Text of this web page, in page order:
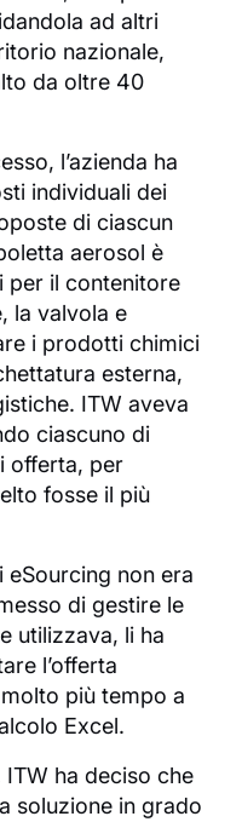
ad altri
nazionale,
da oltre 40
l’azienda ha
individuali dei
di ciascun
aerosol è
per il contenitore
la valvola e
i prodotti chimici
esterna,
ITW aveva
ciascuno di
offerta, per
fosse il più
non era
di gestire le
utilizzava, li ha
l’offerta
più tempo a
Excel.
ha deciso che
soluzione in grado